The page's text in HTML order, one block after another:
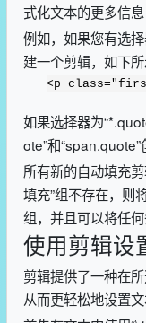
式化文本的更多信息
例如，如果您有选
建一个剪辑，如下
<p
如果选择器为
ote”和“span.quote”
所有新的自动填充
填充”组不存在，则
组，并且可以将任
使用剪辑设
剪辑提供了一种在
从而更轻松地设置文